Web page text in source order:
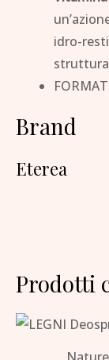
idro-
Brand
Eterea
Prodotti